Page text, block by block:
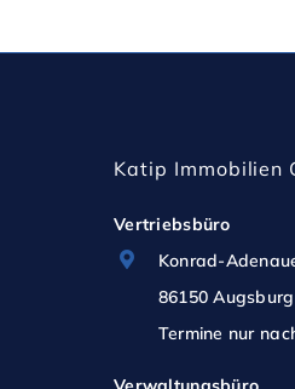
Katip Immobilien
Vertriebsbüro
Konrad-
86150 Augsburg
Termine nur